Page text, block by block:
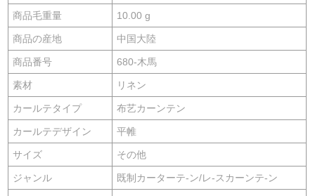
商品毛重量 10.00 g
商品の産地 中国大陸
商品番号 680-木馬
素材 リネン
カールテタイプ 布艺カーンテン
カールテデザイン 平帷
サイズ その他
ジャンル 既制カーターテ-ン/レ-スカーンテ-ン